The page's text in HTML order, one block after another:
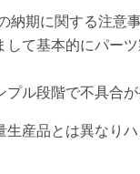
納期に関する注意事
して基本的にパー
プル段階で不具合
生産品とは異なり